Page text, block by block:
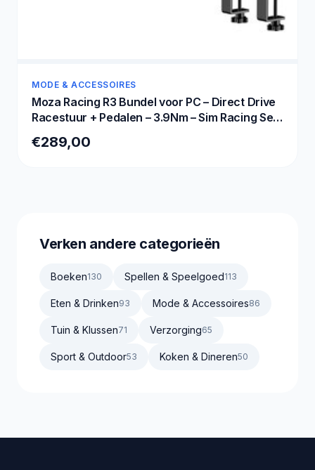
MODE & ACCESSOIRES
Moza Racing R3 Bundel voor PC – Direct Drive
Racestuur + Pedalen – 3.9Nm – Sim Racing Set
€289,00
Verken andere categorieën
Boeken130 Spellen & Speelgoed113
Eten & Drinken93 Mode & Accessoires86
Tuin & Klussen71 Verzorging65
Sport & Outdoor53 Koken & Dineren50